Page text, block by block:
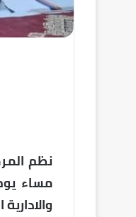
نظم
مساء
والادارية المتدربة